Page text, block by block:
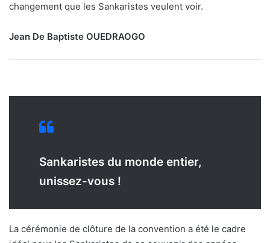
changement que les Sankaristes veulent voir.
Jean De Baptiste OUEDRAOGO
Sankaristes du monde entier,
unissez-vous !
La cérémonie de clôture de la convention a été le cadre